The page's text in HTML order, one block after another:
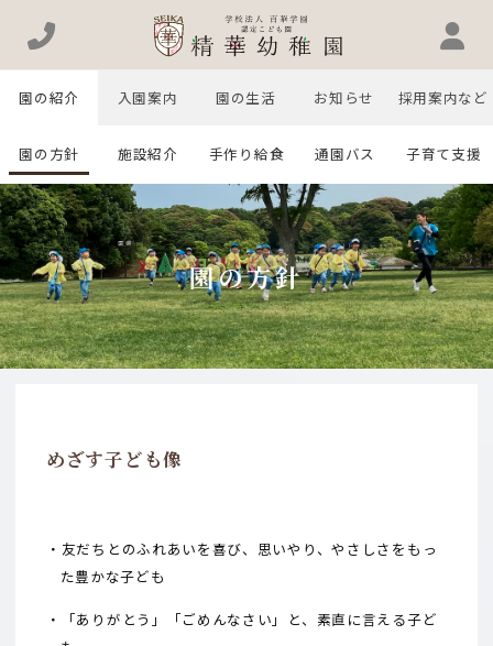
園の紹介 入園案内 園の生活 お知らせ 採用案内など
園の方針 施設紹介 手作り給食 通園バス 子育て支援
園の方針
めざす子ども像
・友だちとのふれあいを喜び、思いやり、やさしさをもっ
た豊かな子ども
・「ありがとう」「ごめんなさい」と、素直に言える子ど